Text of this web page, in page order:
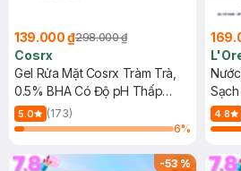
139.000 ₫298.000 ₫
Cosrx
Gel Rửa Mặt Cosrx Tràm Trà,
0.5% BHA Có Độ pH Thấp
150ml
5.0
(173)
6%
4.8
-53%